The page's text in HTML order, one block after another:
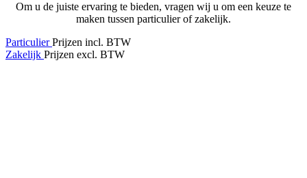
Om u de juiste ervaring te bieden, vragen wij u om een keuze te
maken tussen particulier of zakelijk.
ParticulierPrijzen incl. BTW
Zakelijk Prijzen excl. BTW